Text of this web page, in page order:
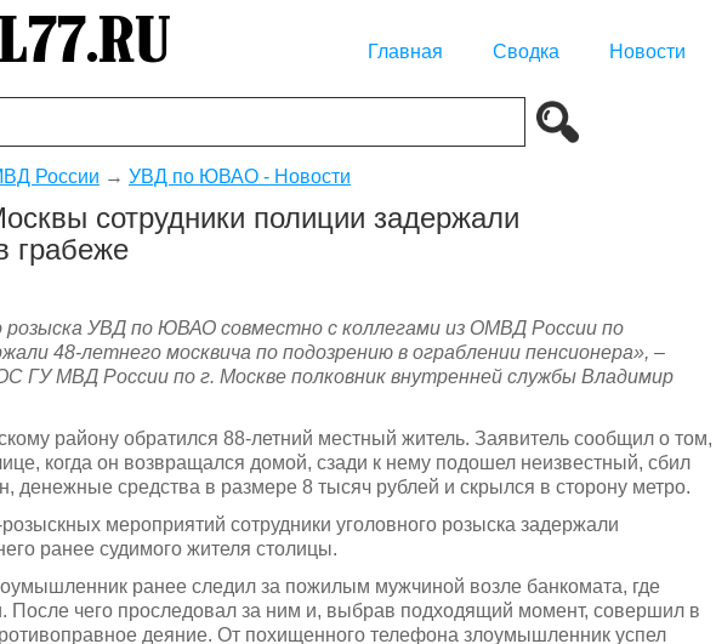
Главная Сводка Новости
России → УВД по ЮВАО - Новости
сотрудники полиции задержали
грабеже
розыска УВД по ЮВАО совместно с коллегами из ОМВД России по
48-летнего москвича по подозрению в ограблении пенсионера», –
ГУ МВД России по г. Москве полковник внутренней службы Владимир
району обратился 88-летний местный житель. Заявитель сообщил о том,
когда он возвращался домой, сзади к нему подошел неизвестный, сбил
денежные средства в размере 8 тысяч рублей и скрылся в сторону метро.
мероприятий сотрудники уголовного розыска задержали
ранее судимого жителя столицы.
ранее следил за пожилым мужчиной возле банкомата, где
После чего проследовал за ним и, выбрав подходящий момент, совершил в
деяние. От похищенного телефона злоумышленник успел